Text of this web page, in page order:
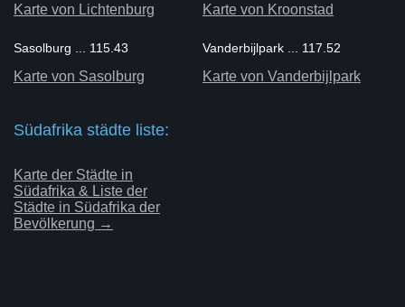
Karte von Lichtenburg Karte von Kroonstad
Sasolburg ... 115.43
Karte von Sasolburg
Vanderbijlpark ... 117.52
Karte von Vanderbijlpark
Südafrika städte liste:
Karte der Städte in
Südafrika & Liste der
Städte in Südafrika der
Bevölkerung →